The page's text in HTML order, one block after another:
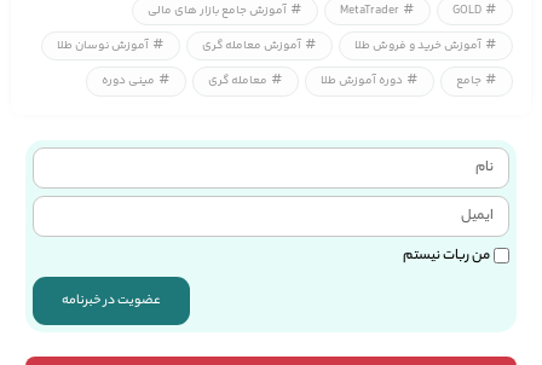
GOLD
MetaTrader
آموزش جامع بازار های مالی
آموزش خرید و فروش طلا
آموزش معامله گری
آموزش نوسان طلا
جامع
دوره آموزش طلا معامله گری مینی دوره
من ربات نیستم
عضویت در خبرنامه